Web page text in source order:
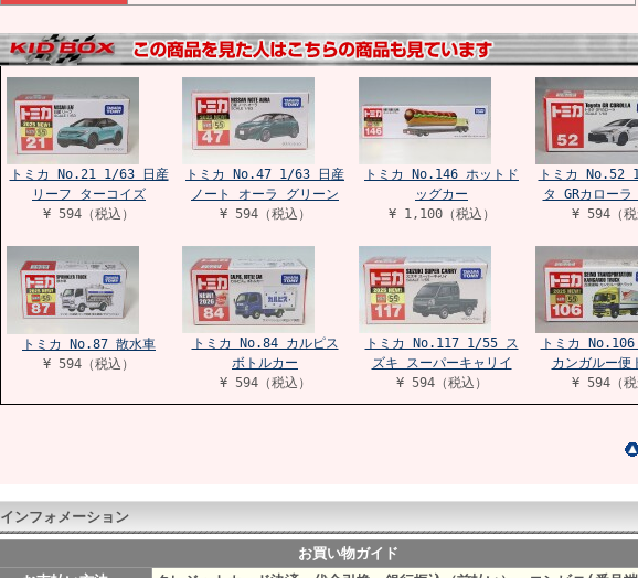
トミカ No.21 1/63 日産
リーフ ターコイズ
¥ 594（税込）
トミカ No.47 1/63 日産
ノート オーラ グリーン
¥ 594（税込）
トミカ No.146 ホットド
ッグカー
¥ 1,100（税込）
トミカ No.52
タ GRカローラ
¥ 594（税
トミカ No.87 散水車
¥ 594（税込）
トミカ No.84 カルピス
ボトルカー
¥ 594（税込）
トミカ No.117 1/55 ス
ズキ スーパーキャリイ
¥ 594（税込）
トミカ
カンガルー便
¥ 594（税
インフォメーション
お買い物ガイド